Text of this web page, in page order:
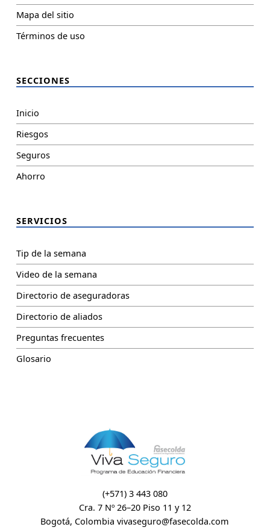
Mapa del sitio
Términos de uso
SECCIONES
Inicio
Riesgos
Seguros
Ahorro
SERVICIOS
Tip de la semana
Video de la semana
Directorio de aseguradoras
Directorio de aliados
Preguntas frecuentes
Glosario
(+571) 3 443 080
Cra. 7 Nº 26–20 Piso 11 y 12
Bogotá, Colombiavivaseguro@fasecolda.com